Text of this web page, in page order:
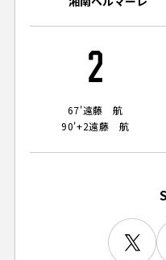
スタジアムマップ
観戦方法を知る
観戦マナー＆ルール
試合運営管理規程
シーズンシート
ＦＣ町田ゼルビアをサポート
トレーニングの見学・ファ
ボランティア
オンラインストア
ホームタウントップ
ゼルビアアシスト募集
ゼルナビ
ＦＣ町田ゼルビアスポー
ＦＣ町田ゼルビアアカデ
パートナートップ
パートナー企業一覧
LINEミニ
2
67'遠藤 航
90'+2遠藤 航